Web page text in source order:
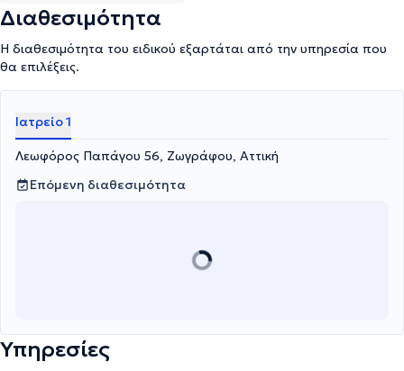
Διαθεσιμότητα
Η διαθεσιμότητα του ειδικού εξαρτάται από την υπηρεσία που
θα επιλέξεις.
Ιατρείο 1
Λεωφόρος Παπάγου 56, Ζωγράφου, Αττική
Επόμενη διαθεσιμότητα
Υπηρεσίες